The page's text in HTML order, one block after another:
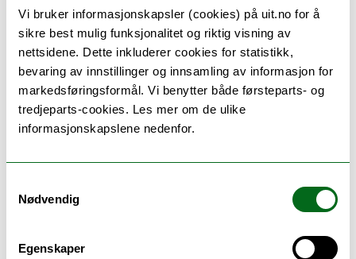
Vi bruker informasjonskapsler (cookies) på uit.no for å
sikre best mulig funksjonalitet og riktig visning av
nettsidene. Dette inkluderer cookies for statistikk,
bevaring av innstillinger og innsamling av informasjon for
markedsføringsformål. Vi benytter både førsteparts- og
tredjeparts-cookies. Les mer om de ulike
informasjonskapslene nedenfor.
Nødvendig
Egenskaper
Disse studieprogrammene
kan utveksle hit
Hvor ligger det